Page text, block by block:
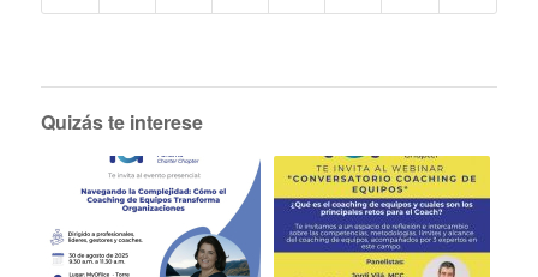
Quizás te interese